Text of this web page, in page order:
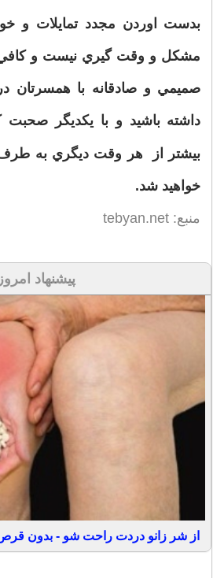
بدست اوردن مجدد تمايلات و
مشكل و وقت گيري نيست و
صميمي و صادقانه با همسرتان
داشته باشيد و با يكديگر صحبت
بيشتر از هر وقت ديگري به
خواهيد شد.
منبع: tebyan.net
پیشنهاد امروز
از شر زانو دردت راحت شو - بدون